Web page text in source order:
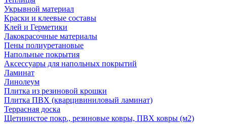
Укрывной материал
Краски и клеевые составы
Клей и Герметики
Лакокрасочные материалы
Пены полиуретановые
Напольные покрытия
Аксессуары для напольных покрытий
Ламинат
Линолеум
Плитка из резиновой крошки
Плитка ПВХ (кварцивиниловый ламинат)
Террасная доска
Щетинистое покр., резиновые ковры, ПВХ ковры (м2)